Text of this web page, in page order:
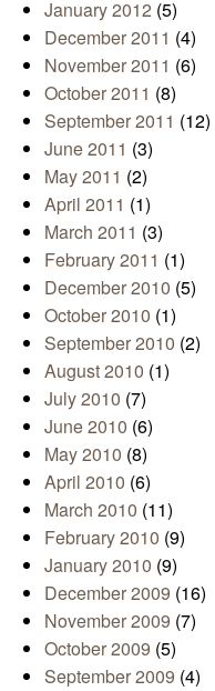
January 2012 (5)
December 2011 (4)
November 2011 (6)
October 2011 (8)
September 2011 (12)
June 2011 (3)
May 2011 (2)
April 2011 (1)
March 2011 (3)
February 2011 (1)
December 2010 (5)
October 2010 (1)
September 2010 (2)
August 2010 (1)
July 2010 (7)
June 2010 (6)
May 2010 (8)
April 2010 (6)
March 2010 (11)
February 2010 (9)
January 2010 (9)
December 2009 (16)
November 2009 (7)
October 2009 (5)
September 2009 (4)